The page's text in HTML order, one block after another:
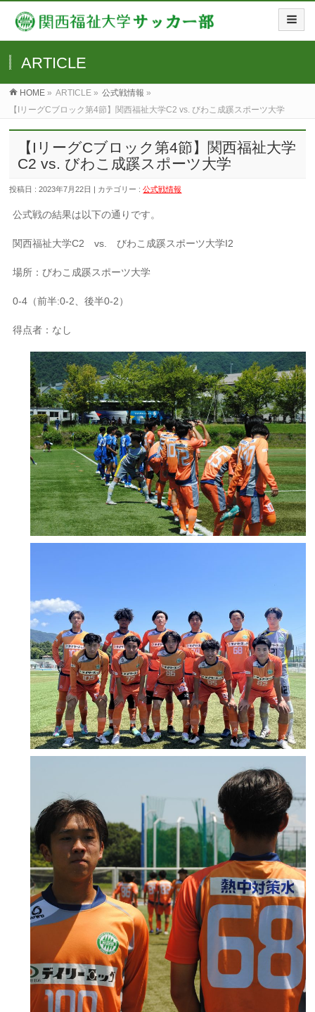
ARTICLE
HOME » ARTICLE » 公式戦情報 »
【IリーグCブロック第4節】関西福祉大学C2 vs. びわこ成蹊スポーツ大学
【IリーグCブロック第4節】関西福祉大学
C2 vs. びわこ成蹊スポーツ大学
投稿日 : 2023年7月22日 | カテゴリー :公式戦情報
公式戦の結果は以下の通りです。
関西福祉大学C2 vs. びわこ成蹊スポーツ大学I2
場所：びわこ成蹊スポーツ大学
0-4（前半:0-2、後半0-2）
得点者：なし